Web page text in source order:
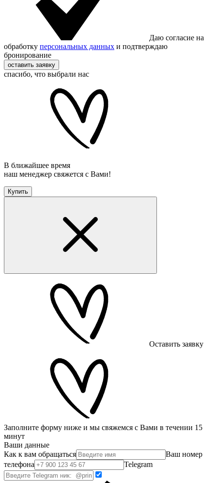
Даю согласие на
обработку персональных данных и подтверждаю
бронирование
оставить заявку
спасибо, что выбрали нас
В ближайшее время
наш менеджер свяжется с Вами!
Купить
Оставить заявку
Заполните форму ниже и мы свяжемся с Вами в течении 15
минут
Ваши данные
Как к вам обращаться
Ваш номер
телефона
Telegram